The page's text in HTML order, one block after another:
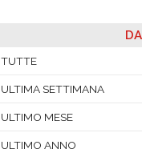
TUTTE
ULTIMA SETTIMANA
ULTIMO MESE
ULTIMO ANNO